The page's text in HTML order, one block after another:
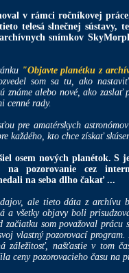
v rámci ročníkovej
telesá slnečnej sústavy,
snímkov
"Objavte planétku z
som sa tu, ako
známe alebo nové, ako
cenné rady.
pre amatérskych
každého, kto chce získať
osem nových planétok.
pozorovanie cez
na seba dlho čakať ...
ale tieto dáta z archívu
a všetky objavy boli
začiatku som považoval prácu
vlastný pozorovací
záležitosť, našťastie v tom
ceny pozorovacieho času na